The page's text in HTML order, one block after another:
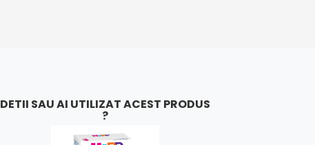
DETII SAU AI UTILIZAT ACEST PRODUS
?